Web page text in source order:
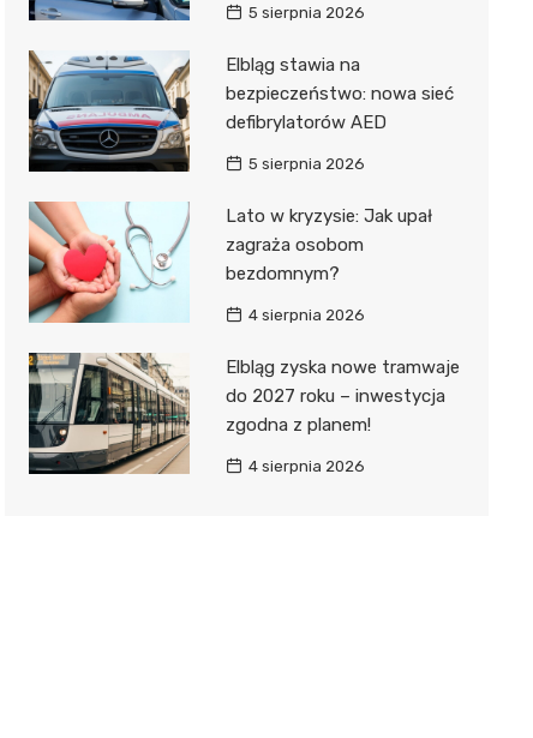
5 sierpnia 2026
Elbląg stawia na
bezpieczeństwo: nowa sieć
defibrylatorów AED
5 sierpnia 2026
Lato w kryzysie: Jak upał
zagraża osobom
bezdomnym?
4 sierpnia 2026
Elbląg zyska nowe tramwaje
do 2027 roku – inwestycja
zgodna z planem!
4 sierpnia 2026